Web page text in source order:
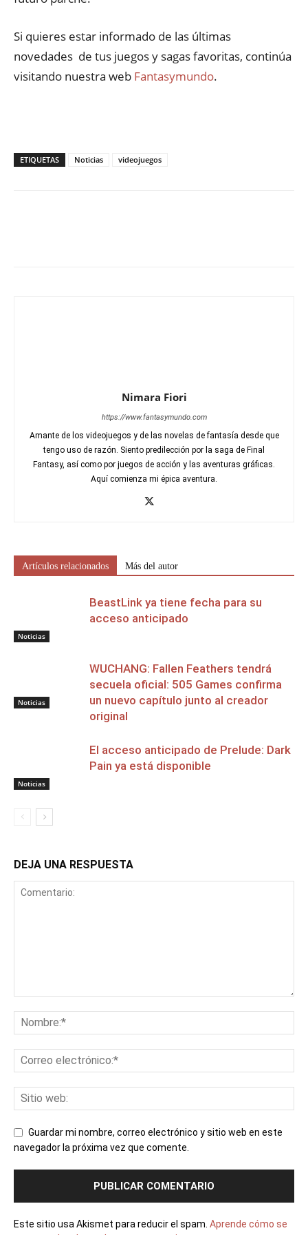
Si quieres estar informado de las últimas
novedades de tus juegos y sagas favoritas, continúa
visitando nuestra web Fantasymundo.
ETIQUETAS Noticias videojuegos
Nimara Fiori
https://www.fantasymundo.com
Amante de los videojuegos y de las novelas de fantasía desde que
tengo uso de razón. Siento predilección por la saga de Final
Fantasy, así como por juegos de acción y las aventuras gráficas.
Aquí comienza mi épica aventura.
Artículos relacionados Más del autor
Noticias
BeastLink ya tiene fecha para su
acceso anticipado
Noticias
WUCHANG: Fallen Feathers tendrá
secuela oficial: 505 Games confirma
un nuevo capítulo junto al creador
original
Noticias
El acceso anticipado de Prelude: Dark
Pain ya está disponible
DEJA UNA RESPUESTA
Guardar mi nombre, correo electrónico y sitio web en este
navegador la próxima vez que comente.
Este sitio usa Akismet para reducir el spam. Aprende cómo se